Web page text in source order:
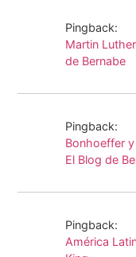
Pingback:
Martin
de Bernabe
Pingback:
Bonhoeffer
El Blog de
Pingback:
América